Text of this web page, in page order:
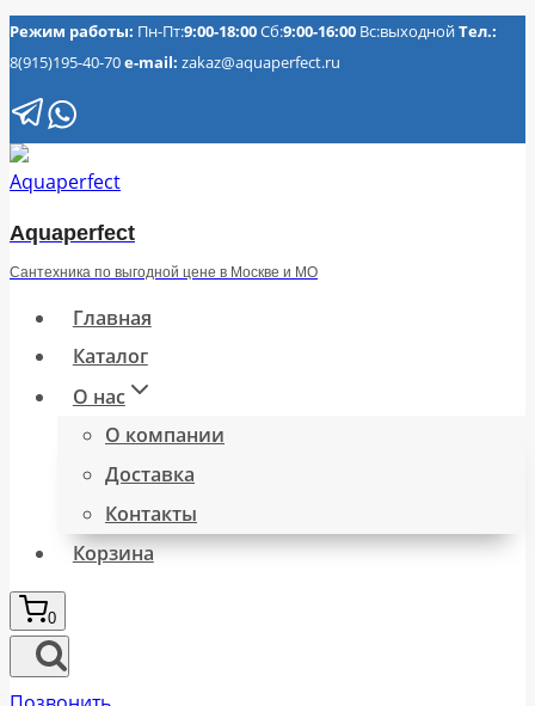
Перейти
к
содержимому
Режим работы: Пн-Пт:9:00-18:00Сб:9:00-16:00 Вс:выходнойТел.:
8(915)195-40-70e-mail: zakaz@aquaperfect.ru
Aquaperfect
Сантехника по выгодной цене в Москве и МО
Главная
Каталог
О нас
О компании
Доставка
Контакты
Корзина
0